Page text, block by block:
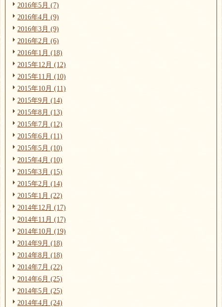
2016年5月 (7)
2016年4月 (9)
2016年3月 (9)
2016年2月 (6)
2016年1月 (18)
2015年12月 (12)
2015年11月 (10)
2015年10月 (11)
2015年9月 (14)
2015年8月 (13)
2015年7月 (12)
2015年6月 (11)
2015年5月 (10)
2015年4月 (10)
2015年3月 (15)
2015年2月 (14)
2015年1月 (22)
2014年12月 (17)
2014年11月 (17)
2014年10月 (19)
2014年9月 (18)
2014年8月 (18)
2014年7月 (22)
2014年6月 (25)
2014年5月 (25)
2014年4月 (24)